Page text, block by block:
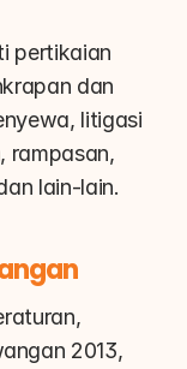
pertikaian
dan
litigasi
rampasan,
lain-lain.
2013,